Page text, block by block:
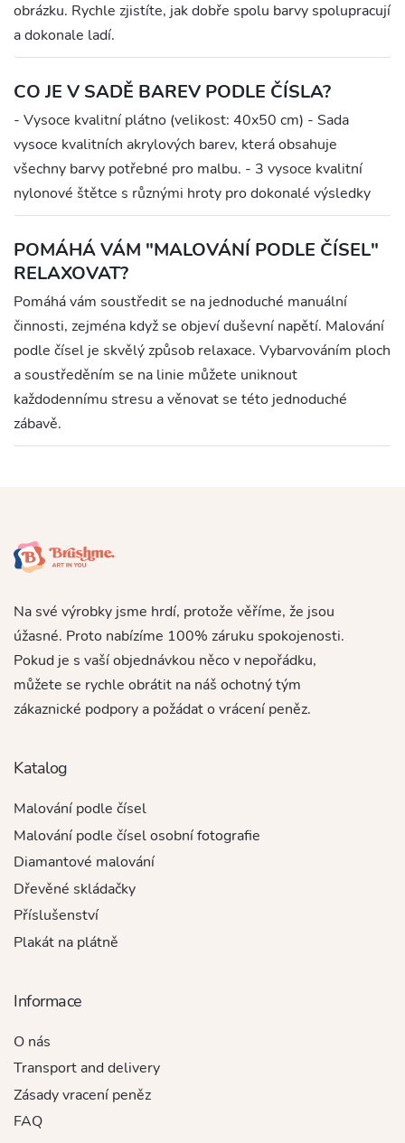
obrázku. Rychle zjistíte, jak dobře spolu barvy spolupracují
a dokonale ladí.
CO JE V SADĚ BAREV PODLE ČÍSLA?
- Vysoce kvalitní plátno (velikost: 40x50 cm) - Sada
vysoce kvalitních akrylových barev, která obsahuje
všechny barvy potřebné pro malbu. - 3 vysoce kvalitní
nylonové štětce s různými hroty pro dokonalé výsledky
POMÁHÁ VÁM "MALOVÁNÍ PODLE ČÍSEL"
RELAXOVAT?
Pomáhá vám soustředit se na jednoduché manuální
činnosti, zejména když se objeví duševní napětí. Malování
podle čísel je skvělý způsob relaxace. Vybarvováním ploch
a soustředěním se na linie můžete uniknout
každodennímu stresu a věnovat se této jednoduché
zábavě.
Na své výrobky jsme hrdí, protože věříme, že jsou
úžasné. Proto nabízíme 100% záruku spokojenosti.
Pokud je s vaší objednávkou něco v nepořádku,
můžete se rychle obrátit na náš ochotný tým
zákaznické podpory a požádat o vrácení peněz.
Katalog
Malování podle čísel
Malování podle čísel osobní fotografie
Diamantové malování
Dřevěné skládačky
Příslušenství
Plakát na plátně
Informace
O nás
Transport and delivery
Zásady vracení peněz
FAQ